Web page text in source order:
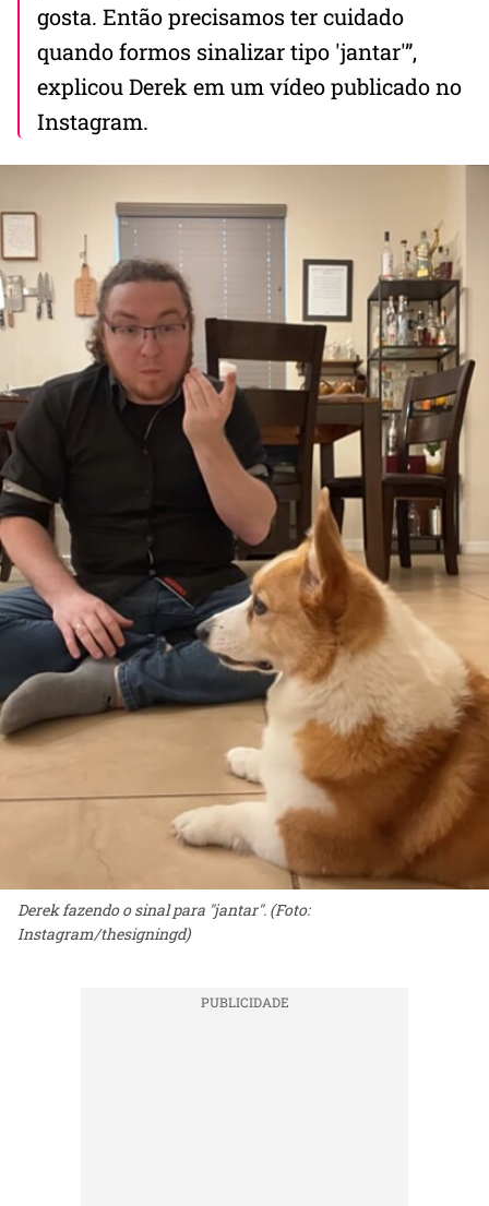
gosta. Então precisamos ter cuidado
quando formos sinalizar tipo 'jantar'”,
explicou Derek em um vídeo publicado no
Instagram.
Derek fazendo o sinal para "jantar". (Foto:
Instagram/thesigningd)